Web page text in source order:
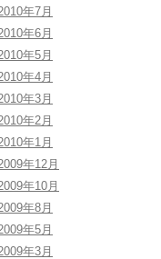
年7月
年6月
年5月
年4月
年3月
年2月
年1月
年12月
年10月
年8月
年5月
年3月